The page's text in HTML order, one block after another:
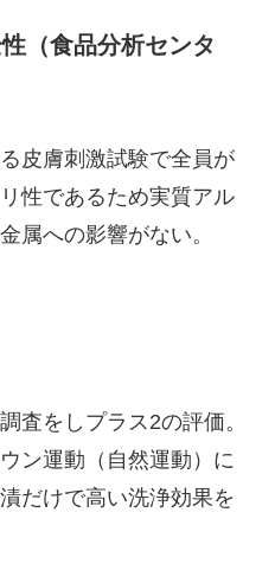
（食品分析センタ
皮膚刺激試験で全員が
性であるため実質アル
属への影響がない。
査をしプラス2の評価。
ン運動（自然運動）に
だけで高い洗浄効果を